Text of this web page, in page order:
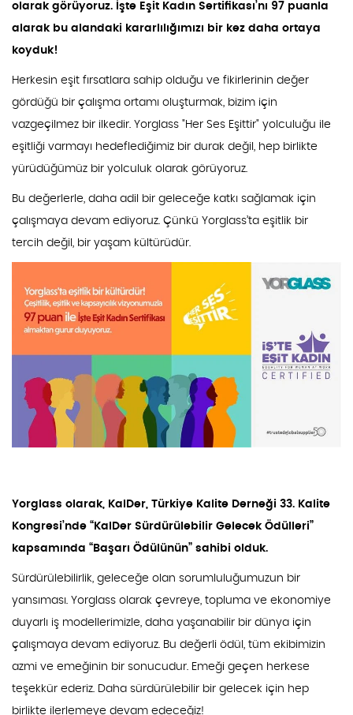
olarak görüyoruz. İşte Eşit Kadın Sertifikası’nı 97 puanla
alarak bu alandaki kararlılığımızı bir kez daha ortaya
koyduk!
Herkesin eşit fırsatlara sahip olduğu ve fikirlerinin değer
gördüğü bir çalışma ortamı oluşturmak, bizim için
vazgeçilmez bir ilkedir. Yorglass "Her Ses Eşittir" yolculuğu ile
eşitliği varmayı hedeflediğimiz bir durak değil, hep birlikte
yürüdüğümüz bir yolculuk olarak görüyoruz.
Bu değerlerle, daha adil bir geleceğe katkı sağlamak için
çalışmaya devam ediyoruz. Çünkü Yorglass’ta eşitlik bir
tercih değil, bir yaşam kültürüdür.
Yorglass olarak, KalDer, Türkiye Kalite Derneği 33. Kalite
Kongresi’nde “KalDer Sürdürülebilir Gelecek Ödülleri”
kapsamında “Başarı Ödülünün” sahibi olduk.
Sürdürülebilirlik, geleceğe olan sorumluluğumuzun bir
yansıması. Yorglass olarak çevreye, topluma ve ekonomiye
duyarlı iş modellerimizle, daha yaşanabilir bir dünya için
çalışmaya devam ediyoruz. Bu değerli ödül, tüm ekibimizin
azmi ve emeğinin bir sonucudur. Emeği geçen herkese
teşekkür ederiz. Daha sürdürülebilir bir gelecek için hep
birlikte ilerlemeye devam edeceğiz!